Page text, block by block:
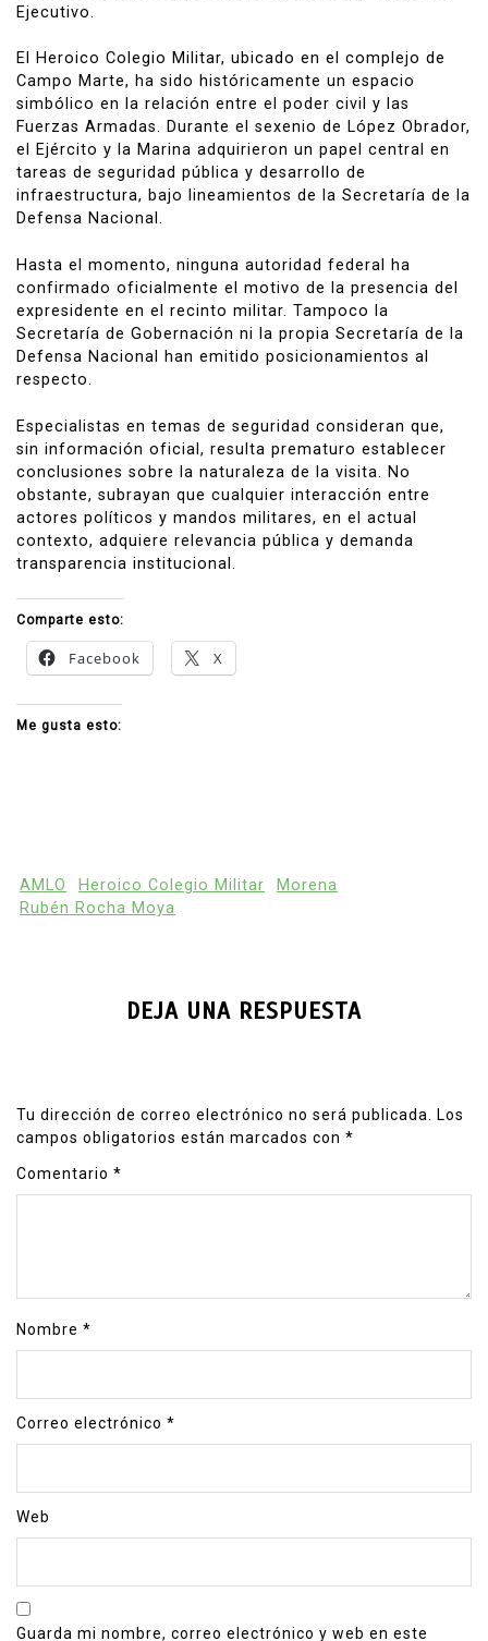
Ejecutivo.
El Heroico Colegio Militar, ubicado en el complejo de
Campo Marte, ha sido históricamente un espacio
simbólico en la relación entre el poder civil y las
Fuerzas Armadas. Durante el sexenio de López Obrador,
el Ejército y la Marina adquirieron un papel central en
tareas de seguridad pública y desarrollo de
infraestructura, bajo lineamientos de la Secretaría de la
Defensa Nacional.
Hasta el momento, ninguna autoridad federal ha
confirmado oficialmente el motivo de la presencia del
expresidente en el recinto militar. Tampoco la
Secretaría de Gobernación ni la propia Secretaría de la
Defensa Nacional
han emitido posicionamientos al
respecto.
Especialistas en temas de seguridad consideran que,
sin información oficial, resulta prematuro establecer
conclusiones sobre la naturaleza de la visita. No
obstante, subrayan que cualquier interacción entre
actores políticos y mandos militares, en el actual
contexto, adquiere relevancia pública y demanda
transparencia institucional.
Comparte esto:
Facebook X
Me gusta esto:
AMLO Heroico Colegio Militar
Morena
Rubén Rocha Moya
DEJA UNA RESPUESTA
Tu dirección de correo electrónico no será publicada.
Los
campos obligatorios están marcados con *
Comentario *
Nombre *
Correo electrónico *
Web
Guarda mi nombre, correo electrónico y web en este